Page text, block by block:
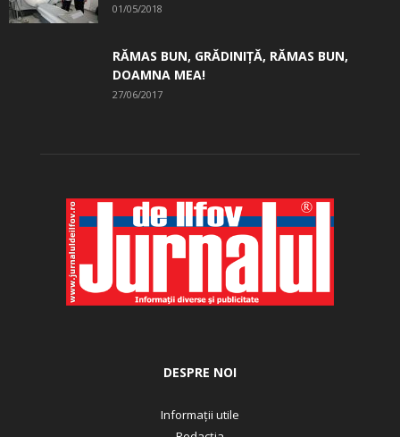
01/05/2018
RĂMAS BUN, GRĂDINIŢĂ, ­RĂMAS BUN,
DOAMNA MEA!
27/06/2017
DESPRE NOI
Informații utile